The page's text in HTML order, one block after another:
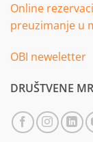
Online
preuzimanje u
OBI neweletter
DRUŠTVENE